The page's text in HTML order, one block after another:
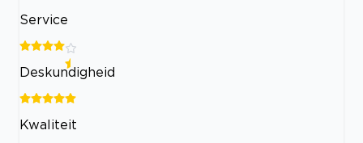
Service
Deskundigheid
Kwaliteit